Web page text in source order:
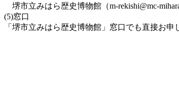
堺市立みはら歴史博物館（m-rekishi@mc-
(5)窓口
「堺市立みはら歴史博物館」窓口でも直接お申